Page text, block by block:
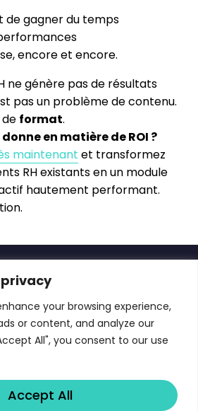
your browsing experience,
or content, and analyze our
All", you consent to our use
Accept All
de gagner du temps
encore et encore.
ne génère pas de résultats
pas un problème de contenu.
format.
en matière de ROI ?
maintenant et transformez
RH existants en un module
hautement performant.
les rapports
ainsi que les supports
en